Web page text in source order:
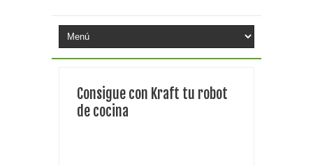
productos
Fuze Tea regala 100 premios al día
Consigue con Kraft tu robot
de cocina